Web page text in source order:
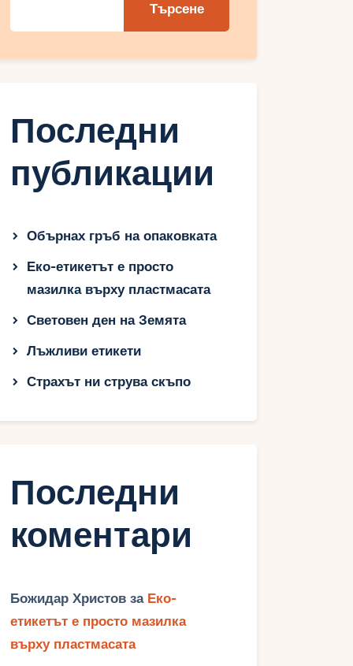
Търсене
Последни
публикации
Обърнах гръб на опаковката
Еко-етикетът е просто
мазилка върху пластмасата
Световен ден на Земята
Лъжливи етикети
Страхът ни струва скъпо
Последни
коментари
Божидар Христов за Еко-
етикетът е просто мазилка
върху пластмасата